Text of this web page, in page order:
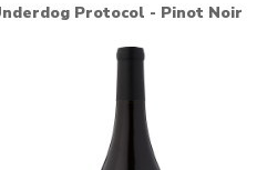
Protocol - Pinot Noir